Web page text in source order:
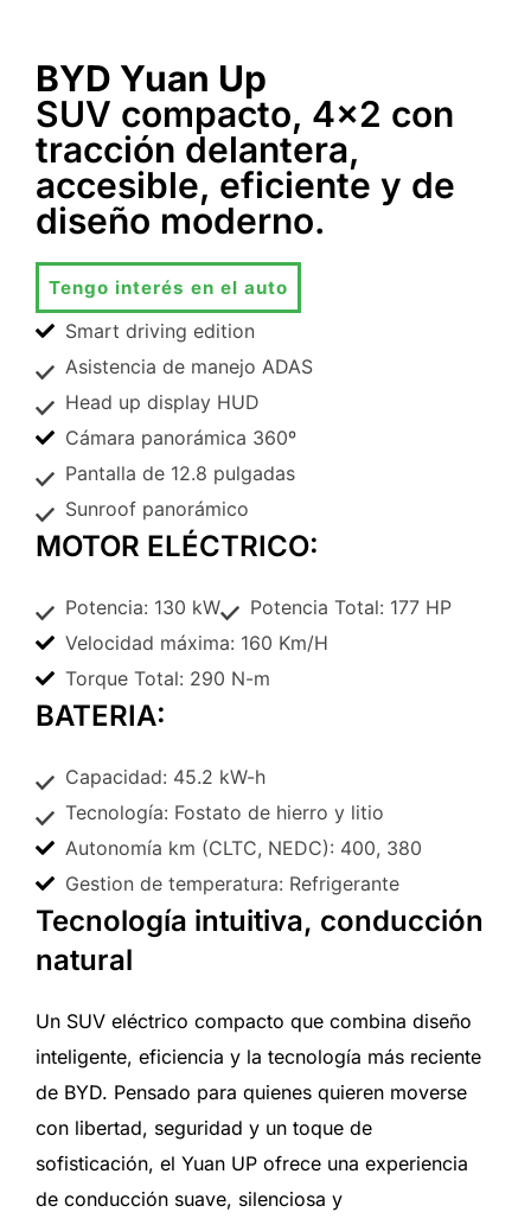
BYD Yuan Up
SUV compacto, 4x2 con
tracción delantera,
accesible, eficiente y de
diseño moderno.
Tengo interés en el auto
Smart driving edition
Asistencia de manejo ADAS
Head up display HUD
Cámara panorámica 360º
Pantalla de 12.8 pulgadas
Sunroof panorámico
MOTOR ELÉCTRICO:
Potencia: 130 kW
Potencia Total: 177 HP
Velocidad máxima: 160 Km/H
Torque Total: 290 N-m
BATERIA:
Capacidad: 45.2 kW-h
Tecnología: Fostato de hierro y litio
Autonomía km (CLTC, NEDC): 400, 380
Gestion de temperatura: Refrigerante
Tecnología intuitiva, conducción
natural
Un SUV eléctrico compacto que combina diseño
inteligente, eficiencia y la tecnología más reciente
de BYD. Pensado para quienes quieren moverse
con libertad, seguridad y un toque de
sofisticación, el Yuan UP ofrece una experiencia
de conducción suave, silenciosa y